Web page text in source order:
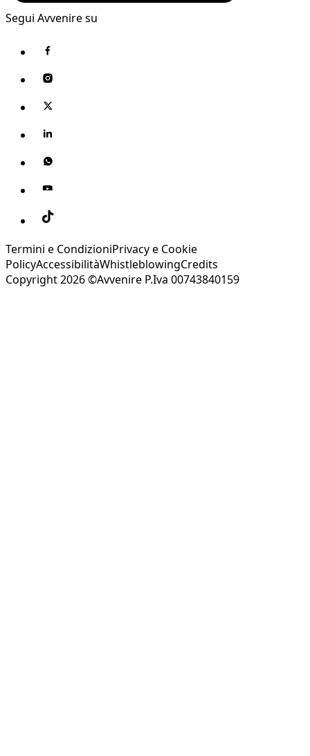
Segui Avvenire su
Termini e CondizioniPrivacy e Cookie
PolicyAccessibilitàWhistleblowingCredits
Copyright 2026 ©Avvenire P.Iva 00743840159